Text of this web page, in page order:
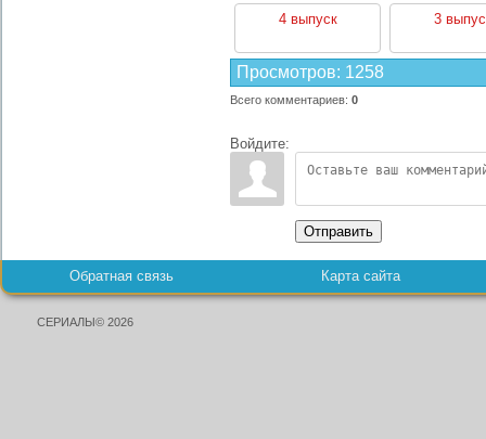
4 выпуск 3
Просмотров: 1258
Всего комментариев: 0
Войдите:
Отправить
Обратная связь Карта сайта
СЕРИАЛЫ© 2026